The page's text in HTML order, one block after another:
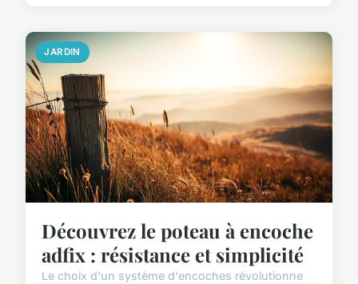
JARDIN
Découvrez le poteau à encoche
adfix : résistance et simplicité
Le choix d'un système d'encoches révolutionne